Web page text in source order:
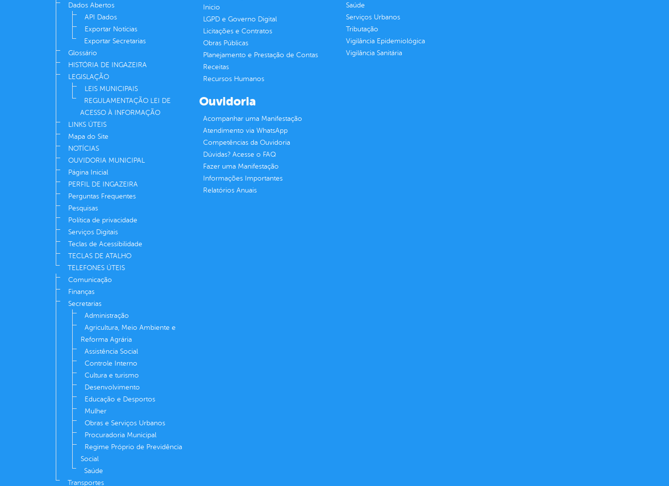
Dados Abertos
API Dados
Exportar Notícias
Exportar Secretarias
Glossário
HISTÓRIA DE INGAZEIRA
LEGISLAÇÃO
LEIS MUNICIPAIS
REGULAMENTAÇÃO LEI DE
ACESSO À INFORMAÇÃO
LINKS ÚTEIS
Mapa do Site
NOTÍCIAS
OUVIDORIA MUNICIPAL
Página Inicial
PERFIL DE INGAZEIRA
Perguntas Frequentes
Pesquisas
Política de privacidade
Serviços Digitais
Teclas de Acessibilidade
TECLAS DE ATALHO
TELEFONES ÚTEIS
Comunicação
Finanças
Secretarias
Administração
Agricultura, Meio Ambiente e
Reforma Agrária
Assistência Social
Controle Interno
Cultura e turismo
Desenvolvimento
Educação e Desportos
Mulher
Obras e Serviços Urbanos
Procuradoria Municipal
Regime Próprio de Previdência
Social
Saúde
Transportes
Inicio
LGPD e Governo Digital
Licitações e Contratos
Obras Públicas
Planejamento e Prestação de Contas
Receitas
Recursos Humanos
Saúde
Serviços Urbanos
Tributação
Vigilância Epidemiológica
Vigilância Sanitária
Ouvidoria
Acompanhar uma Manifestação
Atendimento via WhatsApp
Competências da Ouvidoria
Dúvidas? Acesse o FAQ
Fazer uma Manifestação
Informações Importantes
Relatórios Anuais